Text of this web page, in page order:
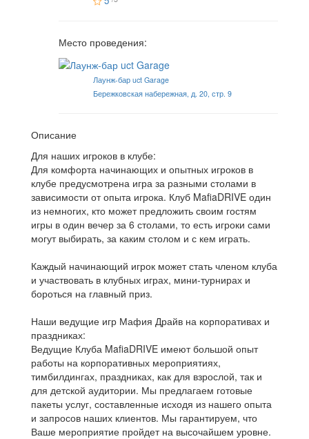
Место проведения:
Лаунж-бар uct Garage
Бережковская набережная, д. 20, стр. 9
Описание
Для наших игроков в клубе:
Для комфорта начинающих и опытных игроков в
клубе предусмотрена игра за разными столами в
зависимости от опыта игрока. Клуб MafiaDRIVE один
из немногих, кто может предложить своим гостям
игры в один вечер за 6 столами, то есть игроки сами
могут выбирать, за каким столом и с кем играть.
Каждый начинающий игрок может стать членом клуба
и участвовать в клубных играх, мини-турнирах и
бороться на главный приз.
Наши ведущие игр Мафия Драйв на корпоративах и
праздниках:
Ведущие Клуба MafiaDRIVE имеют большой опыт
работы на корпоративных мероприятиях,
тимбилдингах, праздниках, как для взрослой, так и
для детской аудитории. Мы предлагаем готовые
пакеты услуг, составленные исходя из нашего опыта
и запросов наших клиентов. Мы гарантируем, что
Ваше мероприятие пройдет на высочайшем уровне.